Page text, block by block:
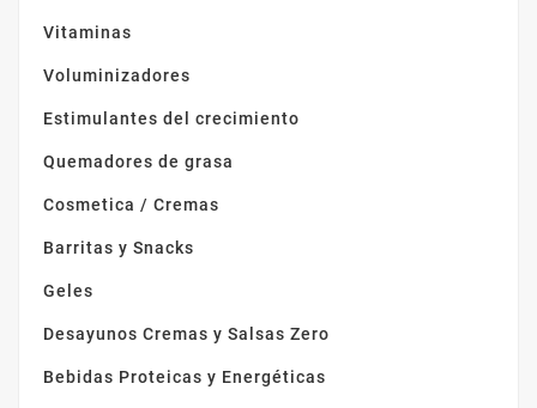
Vitaminas
Voluminizadores
Estimulantes del crecimiento
Quemadores de grasa
Cosmetica / Cremas
Barritas y Snacks
Geles
Desayunos Cremas y Salsas Zero
Bebidas Proteicas y Energéticas